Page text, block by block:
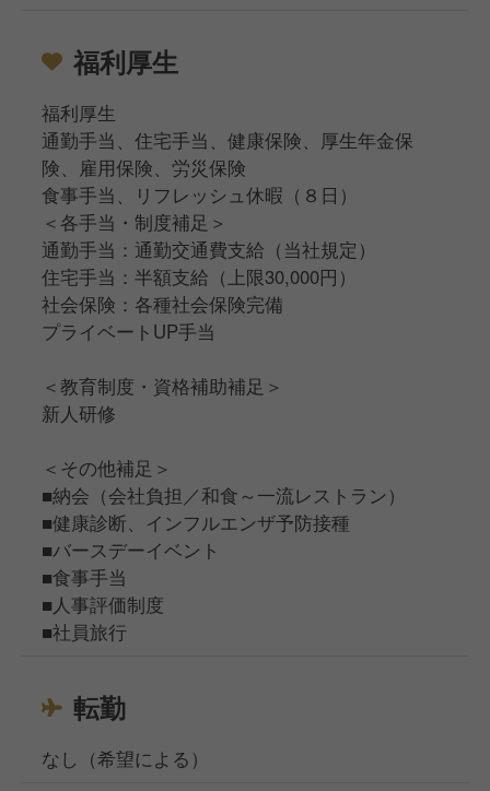
福利厚生
福利厚生
通勤手当、住宅手当、健康保険、厚生年金保
険、雇用保険、労災保険
食事手当、リフレッシュ休暇（８日）
＜各手当・制度補足＞
通勤手当：通勤交通費支給（当社規定）
住宅手当：半額支給（上限30,000円）
社会保険：各種社会保険完備
プライベートUP手当
＜教育制度・資格補助補足＞
新人研修
＜その他補足＞
■納会（会社負担／和食～一流レストラン）
■健康診断、インフルエンザ予防接種
■バースデーイベント
■食事手当
■人事評価制度
■社員旅行
転勤
なし（希望による）